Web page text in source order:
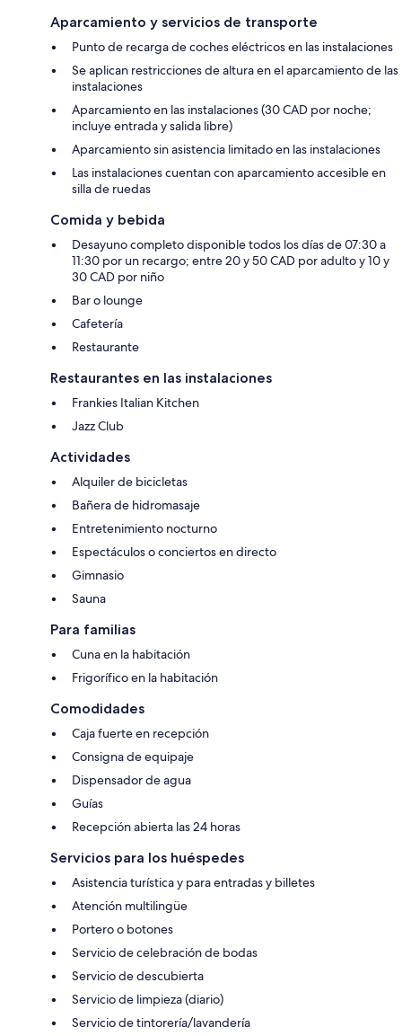
Aparcamiento y servicios de transporte
Punto de recarga de coches eléctricos en las instalaciones
Se aplican restricciones de altura en el aparcamiento de las
instalaciones
Aparcamiento en las instalaciones (30 CAD por noche;
incluye entrada y salida libre)
Aparcamiento sin asistencia limitado en las instalaciones
Las instalaciones cuentan con aparcamiento accesible en
silla de ruedas
Comida y bebida
Desayuno completo disponible todos los días de 07:30 a
11:30 por un recargo; entre 20 y 50 CAD por adulto y 10 y
30 CAD por niño
Bar o lounge
Cafetería
Restaurante
Restaurantes en las instalaciones
Frankies Italian Kitchen
Jazz Club
Actividades
Alquiler de bicicletas
Bañera de hidromasaje
Entretenimiento nocturno
Espectáculos o conciertos en directo
Gimnasio
Sauna
Para familias
Cuna en la habitación
Frigorífico en la habitación
Comodidades
Caja fuerte en recepción
Consigna de equipaje
Dispensador de agua
Guías
Recepción abierta las 24 horas
Servicios para los huéspedes
Asistencia turística y para entradas y billetes
Atención multilingüe
Portero o botones
Servicio de celebración de bodas
Servicio de descubierta
Servicio de limpieza (diario)
Servicio de tintorería/lavandería